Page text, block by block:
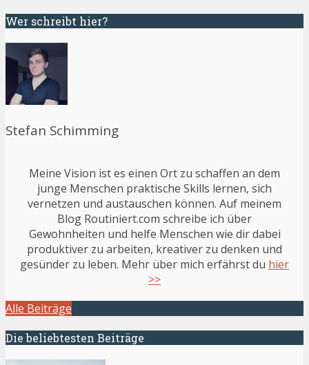
Wer schreibt hier?
Stefan Schimming
Meine Vision ist es einen Ort zu schaffen an dem
junge Menschen praktische Skills lernen, sich
vernetzen und austauschen können. Auf meinem
Blog Routiniert.com schreibe ich über
Gewohnheiten und helfe Menschen wie dir dabei
produktiver zu arbeiten, kreativer zu denken und
gesünder zu leben. Mehr über mich erfährst du hier
>>
Alle Beiträge
Die beliebtesten Beiträge